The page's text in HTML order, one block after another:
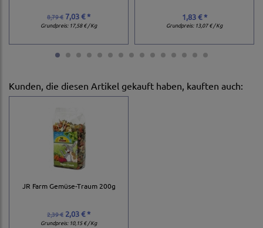
8,79 € 7,03 € *
Grundpreis: 17,58 € / Kg
1,83 € *
Grundpreis: 13,07 € / Kg
Kunden, die diesen Artikel gekauft haben, kauften auch:
JR Farm Gemüse-Traum 200g
2,39 € 2,03 € *
Grundpreis: 10,15 € / Kg